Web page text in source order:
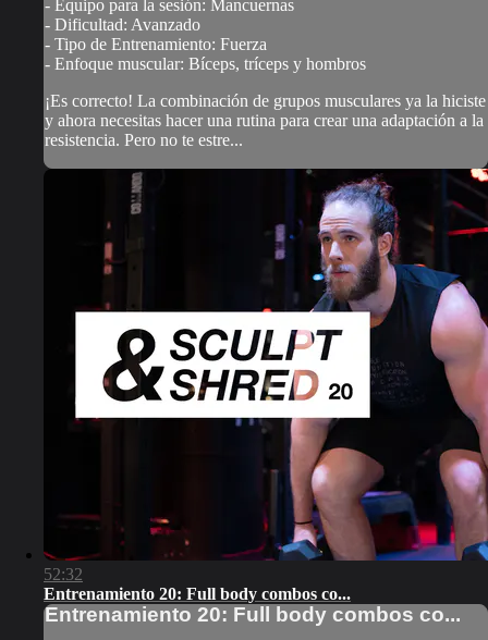
- Equipo para la sesión: Mancuernas
- Dificultad: Avanzado
- Tipo de Entrenamiento: Fuerza
- Enfoque muscular: Bíceps, tríceps y hombros
¡Es correcto! La combinación de grupos musculares ya la hiciste
y ahora necesitas hacer una rutina para crear una adaptación a la
resistencia. Pero no te estre...
52:32
Entrenamiento 20: Full body combos co...
Entrenamiento 20: Full body combos co...